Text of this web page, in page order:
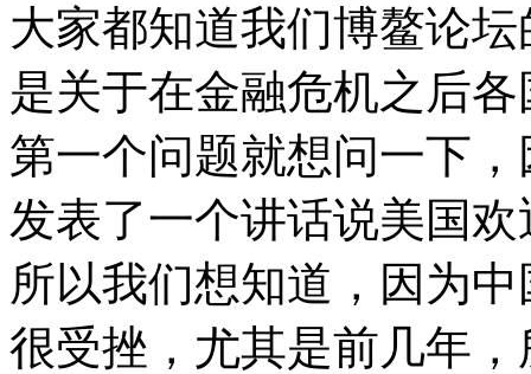
大家都知道我们博鳌论
是关于在金融危机之后
第一个问题就想问一下
发表了一个讲话说美国
所以我们想知道，因为
很受挫，尤其是前几年